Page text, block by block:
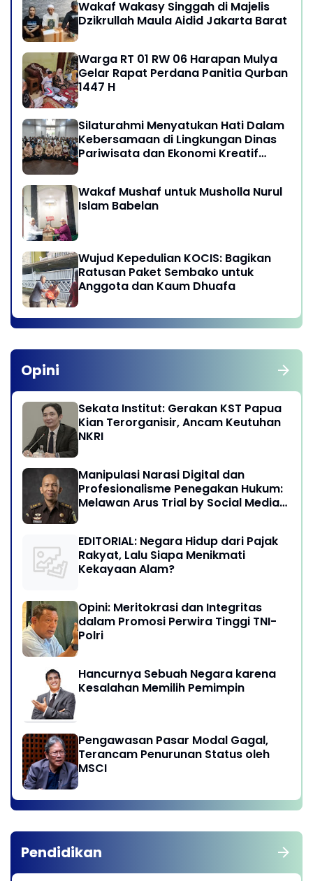
Wakaf Wakasy Singgah di Majelis
Dzikrullah Maula Aidid Jakarta Barat
Warga RT 01 RW 06 Harapan Mulya
Gelar Rapat Perdana Panitia Qurban
1447 H
Silaturahmi Menyatukan Hati Dalam
Kebersamaan di Lingkungan Dinas
Pariwisata dan Ekonomi Kreatif
Wakaf Mushaf untuk Musholla Nurul
Islam Babelan
Wujud Kepedulian KOCIS: Bagikan
Ratusan Paket Sembako untuk
Anggota dan Kaum Dhuafa
Opini
Sekata Institut: Gerakan KST Papua
Kian Terorganisir, Ancam Keutuhan
NKRI
Manipulasi Narasi Digital dan
Profesionalisme Penegakan Hukum:
Melawan Arus Trial by Social Media
EDITORIAL: Negara Hidup dari Pajak
Rakyat, Lalu Siapa Menikmati
Kekayaan Alam?
Opini: Meritokrasi dan Integritas
dalam Promosi Perwira Tinggi TNI-
Polri
Hancurnya Sebuah Negara karena
Kesalahan Memilih Pemimpin
Pengawasan Pasar Modal Gagal,
Terancam Penurunan Status oleh
MSCI
Pendidikan